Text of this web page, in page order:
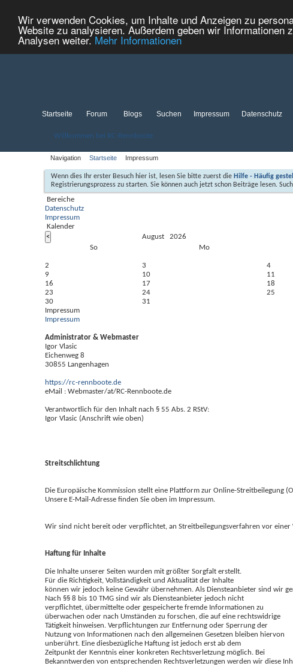
Wir verwenden Cookies, um Inhalte und Anzeigen zu
Website zu analysieren. Außerdem geben wir
Analysen weiter. Mehr Informationen
Startseite
Willkommen bei RC-Rennboote
Forum Blogs Suchen Impressum Datenschutz
Navigation Startseite Impressum
Wenn dies Ihr erster Besuch hier ist, lesen Sie bitte zuerst die Hilfe - Häufig
Registrierungsprozess zu starten. Sie können auch jetzt schon Beiträge lesen.
Bereiche
Datenschutz
Impressum
Kalender
August 2026
So
Mo
2
3 4
9
10 11
16
17 18
23
24 25
30
31
Impressum
Impressum
Administrator & Webmaster
Igor Vlasic
Eichenweg 8
30855 Langenhagen
https://rc-rennboote.de
eMail : Webmaster/at/RC-Rennboote.de
Verantwortlich für den Inhalt nach § 55 Abs. 2 RStV:
Igor Vlasic (Anschrift wie oben)
Streitschlichtung
Die Europäische Kommission stellt eine Plattform zur Online-Streitbeilegung
Unsere E-Mail-Adresse finden Sie oben im Impressum.
Wir sind nicht bereit oder verpflichtet, an Streitbeilegungsverfahren vor einer
Haftung für Inhalte
Die Inhalte unserer Seiten wurden mit größter Sorgfalt erstellt.
Für die Richtigkeit, Vollständigkeit und Aktualität der Inhalte
können wir jedoch keine Gewähr übernehmen. Als Diensteanbieter sind wir
Nach §§ 8 bis 10 TMG sind wir als Diensteanbieter jedoch nicht
verpflichtet, übermittelte oder gespeicherte fremde Informationen zu
überwachen oder nach Umständen zu forschen, die auf eine rechtswidrige
Tätigkeit hinweisen. Verpflichtungen zur Entfernung oder Sperrung der
Nutzung von Informationen nach den allgemeinen Gesetzen bleiben hiervon
unberührt. Eine diesbezügliche Haftung ist jedoch erst ab dem
Zeitpunkt der Kenntnis einer konkreten Rechtsverletzung möglich. Bei
Bekanntwerden von entsprechenden Rechtsverletzungen werden wir diese